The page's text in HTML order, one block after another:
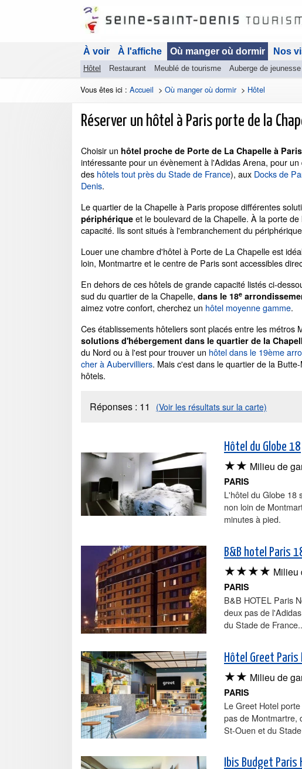
À voir À l'affiche Où manger où dormir
Hôtel Restaurant Meublé de tourisme Auberge de jeunesse
Nos
Vous êtes ici : Accueil > Où manger où dormir> Hôtel
Réserver un hôtel à Paris porte de la
Choisir un hôtel proche de Porte de La Chapelle à Paris
intéressante pour un évènement à l'Adidas Arena, pour
des hôtels tout près du Stade de France), aux Docks de
Denis.
Le quartier de la Chapelle à Paris propose différentes
périphérique et le boulevard de la Chapelle. À la porte
capacité. Ils sont situés à l'embranchement du
Louer une chambre d'hôtel à Porte de La Chapelle est
loin, Montmartre et le centre de Paris sont accessibles
En dehors de ces hôtels de grande capacité listés ci-
sud du quartier de la Chapelle, dans le 18e
aimez votre confort, cherchez un hôtel moyenne gamme.
Ces établissements hôteliers sont placés entre les
solutions d'hébergement dans le quartier de la
du Nord ou à l'est pour trouver un hôtel dans le 19ème
cher à Aubervilliers. Mais c'est dans le quartier de la
hôtels.
Réponses : 11 (Voir les résultats sur la carte)
Hôtel du Globe 18
★★ Milieu de
PARIS
L'hôtel du Globe 18
non loin de
minutes à pied.
B&B hotel Paris
★★★★ Milieu
PARIS
B&B HOTEL Paris
deux pas de
du Stade de
Hôtel Greet Paris
★★ Milieu de
PARIS
Le Greet Hotel
pas de Montmartre,
St-Ouen et du
Ibis Budget